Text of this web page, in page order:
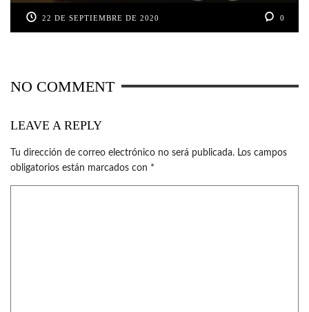
22 DE SEPTIEMBRE DE 2020 0
NO COMMENT
LEAVE A REPLY
Tu dirección de correo electrónico no será publicada. Los campos
obligatorios están marcados con *